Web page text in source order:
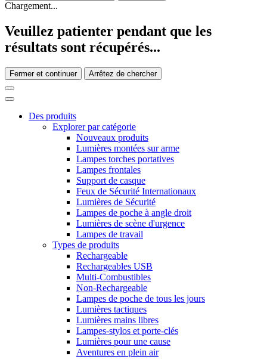
Chargement...
Veuillez patienter pendant que les
résultats sont récupérés...
Fermer et continuer Arrêtez de chercher
Des produits
Explorer par catégorie
Nouveaux produits
Lumières montées sur arme
Lampes torches portatives
Lampes frontales
Support de casque
Feux de Sécurité Internationaux
Lumières de Sécurité
Lampes de poche à angle droit
Lumières de scène d'urgence
Lampes de travail
Types de produits
Rechargeable
Rechargeables USB
Multi-Combustibles
Non-Rechargeable
Lampes de poche de tous les jours
Lumières tactiques
Lumières mains libres
Lampes-stylos et porte-clés
Lumières pour une cause
Aventures en plein air